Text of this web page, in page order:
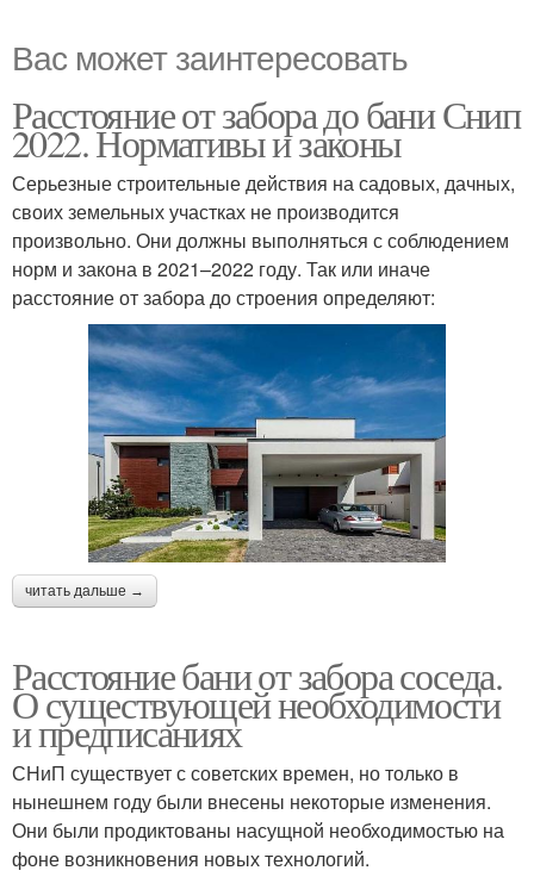
Вас может заинтересовать
Расстояние от забора до бани Снип
2022. Нормативы и законы
Серьезные строительные действия на садовых, дачных,
своих земельных участках не производится
произвольно. Они должны выполняться с соблюдением
норм и закона в 2021–2022 году. Так или иначе
расстояние от забора до строения определяют:
читать дальше →
Расстояние бани от забора соседа.
О существующей необходимости
и предписаниях
СНиП существует с советских времен, но только в
нынешнем году были внесены некоторые изменения.
Они были продиктованы насущной необходимостью на
фоне возникновения новых технологий.